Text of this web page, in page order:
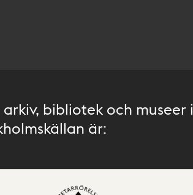
bibliotek och museer i
är: